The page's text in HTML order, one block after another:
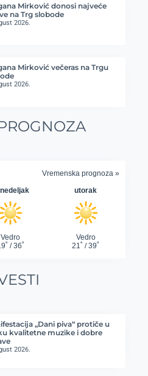
Mirković donosi najveće
na Trg slobode
2026.
Mirković večeras na Trgu
2026.
„Dani piva“ protiče u
kvalitetne muzike i dobre
2026.